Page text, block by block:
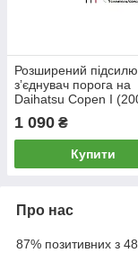
Розширений
зʼєднувач порога на
Daihatsu Copen I
1 090 ₴
Купити
Про нас
87% позитивних з 48